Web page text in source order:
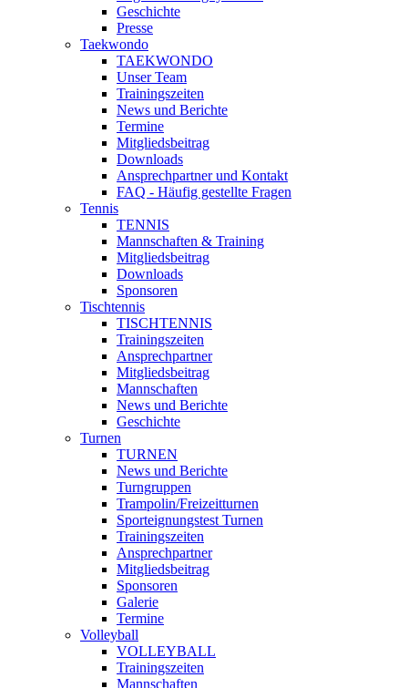
Geschichte
Presse
Taekwondo
TAEKWONDO
Unser Team
Trainingszeiten
News und Berichte
Termine
Mitgliedsbeitrag
Downloads
Ansprechpartner und Kontakt
FAQ - Häufig gestellte Fragen
Tennis
TENNIS
Mannschaften & Training
Mitgliedsbeitrag
Downloads
Sponsoren
Tischtennis
TISCHTENNIS
Trainingszeiten
Ansprechpartner
Mitgliedsbeitrag
Mannschaften
News und Berichte
Geschichte
Turnen
TURNEN
News und Berichte
Turngruppen
Trampolin/Freizeitturnen
Sporteignungstest Turnen
Trainingszeiten
Ansprechpartner
Mitgliedsbeitrag
Sponsoren
Galerie
Termine
Volleyball
VOLLEYBALL
Trainingszeiten
Mannschaften